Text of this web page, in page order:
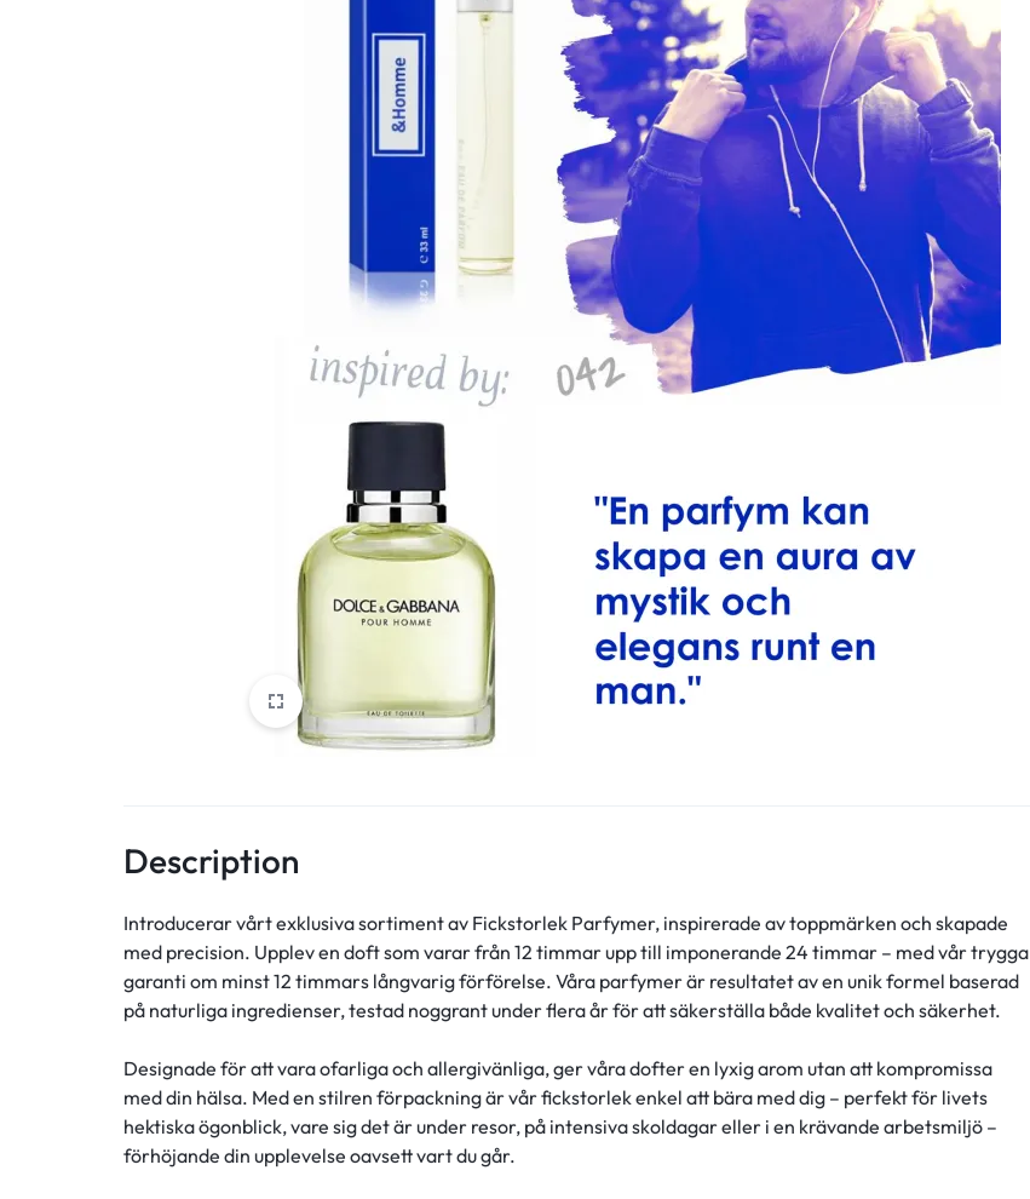
Description
Introducerar vårt exklusiva sortiment av Fickstorlek Parfymer, inspirerade av toppmärken och skapade
med precision. Upplev en doft som varar från 12 timmar upp till imponerande 24 timmar – med vår trygga
garanti om minst 12 timmars långvarig förförelse. Våra parfymer är resultatet av en unik formel baserad
på naturliga ingredienser, testad noggrant under flera år för att säkerställa både kvalitet och säkerhet.
Designade för att vara ofarliga och allergivänliga, ger våra dofter en lyxig arom utan att kompromissa
med din hälsa. Med en stilren förpackning är vår fickstorlek enkel att bära med dig – perfekt för livets
hektiska ögonblick, vare sig det är under resor, på intensiva skoldagar eller i en krävande arbetsmiljö –
förhöjande din upplevelse oavsett vart du går.